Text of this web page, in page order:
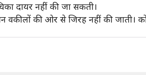
दायर नहीं की जा सकती।
वकीलों की ओर से जिरह नहीं की जाती।